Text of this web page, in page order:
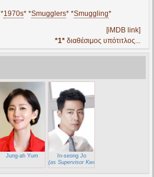
*1970s* *Smugglers* *Smuggling*
[iMDB link]
*1* διαθέσιμος υπότιτλος...
Jung-ah Yum
In-seong Jo
(as Supervisor Kwon)